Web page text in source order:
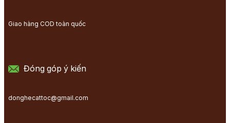
Giao hàng COD toàn quốc
Đóng góp ý kiến
donghecattoc@gmail.com